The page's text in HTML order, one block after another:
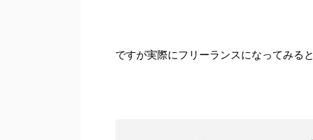
ですが実際にフリーランスになってみる